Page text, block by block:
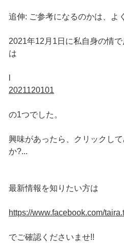
追伸: ご参考になるのかは、よ
2021年12月1日に私自身の情
は
2021120101
の1つでした。
興味があったら、クリックし
か?...
最新情報を知りたい方は
https://www.facebook.com/
でご確認くださいませ!!